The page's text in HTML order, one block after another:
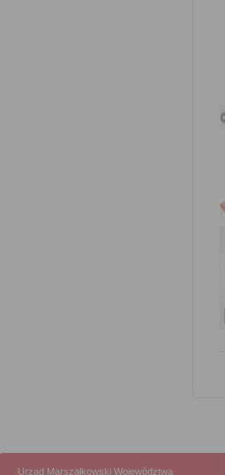
Urząd Marszałkowski Województwa